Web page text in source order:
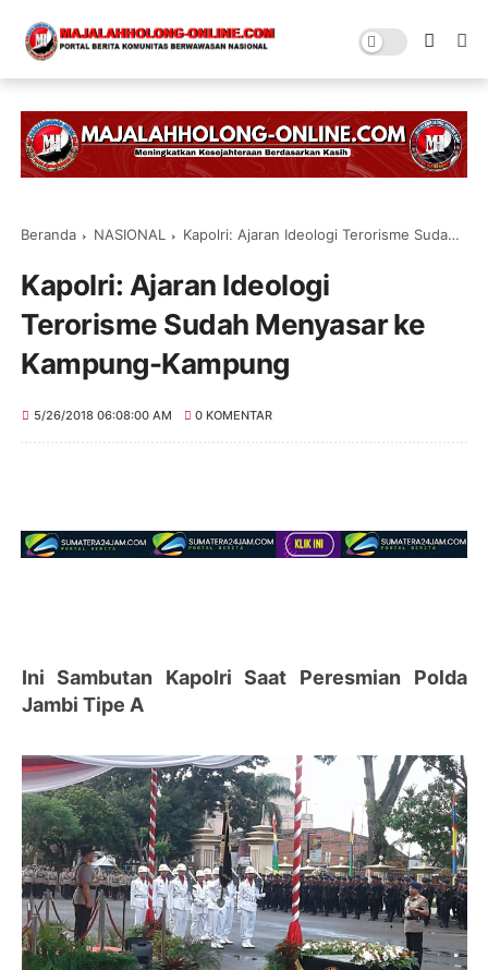
Beranda NASIONAL Kapolri: Ajaran Ideologi Terorisme Sudah Menyasar ke Kampung-Kampung
Kapolri: Ajaran Ideologi
Terorisme Sudah Menyasar ke
Kampung-Kampung
5/26/2018 06:08:00 AM 0 KOMENTAR
Ini Sambutan Kapolri Saat Peresmian Polda
Jambi Tipe A